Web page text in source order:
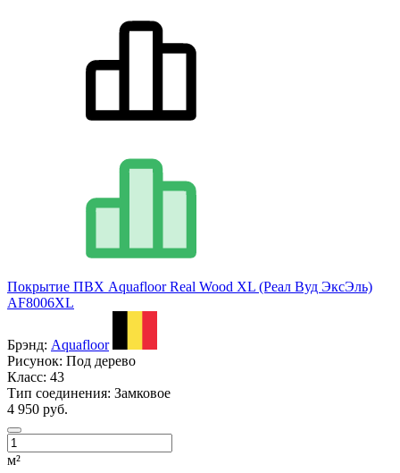
Покрытие ПВХ Aquafloor Real Wood XL (Реал Вуд ЭксЭль)
AF8006XL
Брэнд: Aquafloor
Рисунок: Под дерево
Класс: 43
Тип соединения: Замковое
4 950 руб.
м²